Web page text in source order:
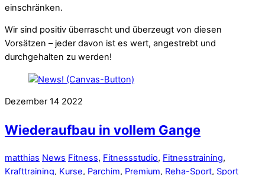
einschränken.
Wir sind positiv überrascht und überzeugt von diesen
Vorsätzen – jeder davon ist es wert, angestrebt und
durchgehalten zu werden!
Dezember 14 2022
Wiederaufbau in vollem Gange
matthias News Fitness, Fitnessstudio, Fitnesstraining,
Krafttraining, Kurse, Parchim, Premium, Reha-Sport, Sport